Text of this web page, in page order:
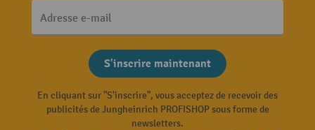
Adresse e-mail
S'inscrire maintenant
En cliquant sur "S'inscrire", vous acceptez de recevoir des
publicités de Jungheinrich PROFISHOP sous forme de
newsletters.